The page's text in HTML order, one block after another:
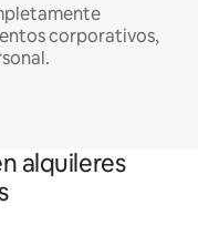
corporativos,
alquileres